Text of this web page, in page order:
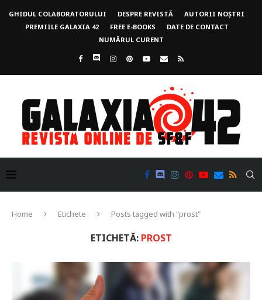
GHIDUL COLABORATORULUI DESPRE REVISTĂ
AUTORII NOȘTRI
PREMIILE GALAXIA 42
FREE E-BOOKS
DATE DE CONTACT
NUMĂRUL CURENT
Home Etichete Posts tagged with "prost"
ETICHETĂ: PROST